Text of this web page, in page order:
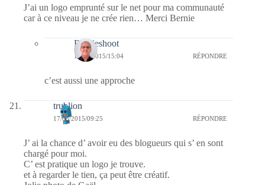
J’ai un logo emprunté sur le net pour ma communauté
car à ce niveau je ne crée rien… Merci Bernie
Bernieshoot
17/03/2015/15:04 RÉPONDRE
c’est aussi une approche
trublion
17/03/2015/09:25 RÉPONDRE
J’ ai la chance d’ avoir eu des blogueurs qui s’ en sont
chargé pour moi.
C’ est pratique un logo je trouve.
et à regarder le tien, ça peut être créatif.